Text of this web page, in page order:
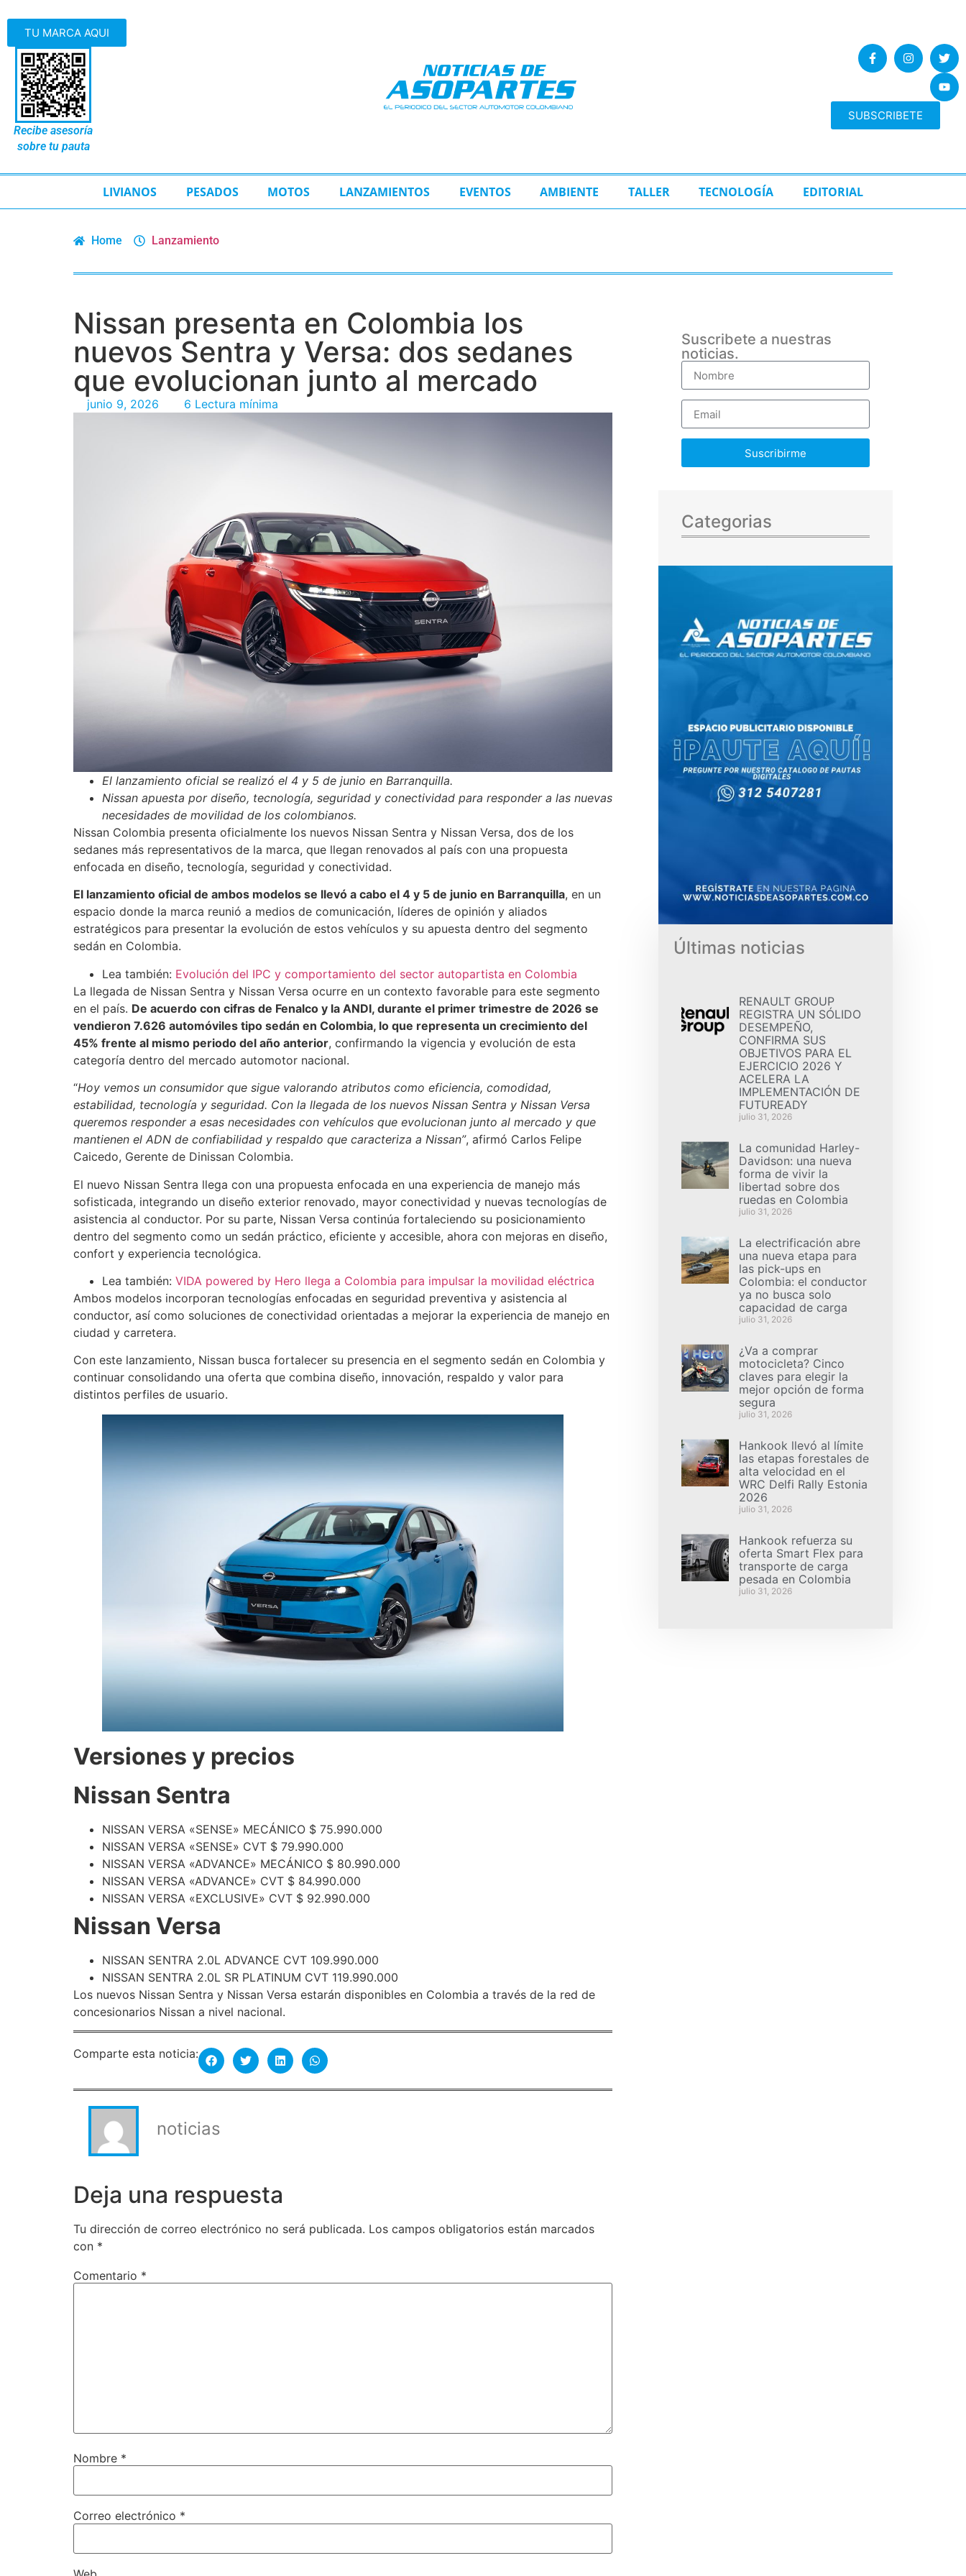
TU MARCA AQUI
Recibe asesoría
sobre tu pauta
SUBSCRIBETE
LIVIANOS PESADOS MOTOS LANZAMIENTOS EVENTOS AMBIENTE TALLER TECNOLOGÍA EDITORIAL
Home Lanzamiento
Nissan presenta en Colombia los
nuevos Sentra y Versa: dos sedanes
que evolucionan junto al mercado
junio 9, 2026 6 Lectura mínima
El lanzamiento oficial se realizó el 4 y 5 de junio en Barranquilla.
Nissan apuesta por diseño, tecnología, seguridad y conectividad para responder a las nuevas
necesidades de movilidad de los colombianos.
Nissan Colombia presenta oficialmente los nuevos Nissan Sentra y Nissan Versa, dos de los
sedanes más representativos de la marca, que llegan renovados al país con una propuesta
enfocada en diseño, tecnología, seguridad y conectividad.
El lanzamiento oficial de ambos modelos se llevó a cabo el 4 y 5 de junio en Barranquilla, en un
espacio donde la marca reunió a medios de comunicación, líderes de opinión y aliados
estratégicos para presentar la evolución de estos vehículos y su apuesta dentro del segmento
sedán en Colombia.
Lea también: Evolución del IPC y comportamiento del sector autopartista en Colombia
La llegada de Nissan Sentra y Nissan Versa ocurre en un contexto favorable para este segmento
en el país. De acuerdo con cifras de Fenalco y la ANDI, durante el primer trimestre de 2026 se
vendieron 7.626 automóviles tipo sedán en Colombia, lo que representa un crecimiento del
45% frente al mismo periodo del año anterior, confirmando la vigencia y evolución de esta
categoría dentro del mercado automotor nacional.
“Hoy vemos un consumidor que sigue valorando atributos como eficiencia, comodidad,
estabilidad, tecnología y seguridad. Con la llegada de los nuevos Nissan Sentra y Nissan Versa
queremos responder a esas necesidades con vehículos que evolucionan junto al mercado y que
mantienen el ADN de confiabilidad y respaldo que caracteriza a Nissan”, afirmó Carlos Felipe
Caicedo, Gerente de Dinissan Colombia.
El nuevo Nissan Sentra llega con una propuesta enfocada en una experiencia de manejo más
sofisticada, integrando un diseño exterior renovado, mayor conectividad y nuevas tecnologías de
asistencia al conductor. Por su parte, Nissan Versa continúa fortaleciendo su posicionamiento
dentro del segmento como un sedán práctico, eficiente y accesible, ahora con mejoras en diseño,
confort y experiencia tecnológica.
Lea también: VIDA powered by Hero llega a Colombia para impulsar la movilidad eléctrica
Ambos modelos incorporan tecnologías enfocadas en seguridad preventiva y asistencia al
conductor, así como soluciones de conectividad orientadas a mejorar la experiencia de manejo en
ciudad y carretera.
Con este lanzamiento, Nissan busca fortalecer su presencia en el segmento sedán en Colombia y
continuar consolidando una oferta que combina diseño, innovación, respaldo y valor para
distintos perfiles de usuario.
Versiones y precios
Nissan Sentra
NISSAN VERSA «SENSE» MECÁNICO $ 75.990.000
NISSAN VERSA «SENSE» CVT $ 79.990.000
NISSAN VERSA «ADVANCE» MECÁNICO $ 80.990.000
NISSAN VERSA «ADVANCE» CVT $ 84.990.000
NISSAN VERSA «EXCLUSIVE» CVT $ 92.990.000
Nissan Versa
NISSAN SENTRA 2.0L ADVANCE CVT 109.990.000
NISSAN SENTRA 2.0L SR PLATINUM CVT 119.990.000
Los nuevos Nissan Sentra y Nissan Versa estarán disponibles en Colombia a través de la red de
concesionarios Nissan a nivel nacional.
Comparte esta noticia:
noticias
Deja una respuesta
Tu dirección de correo electrónico no será publicada. Los campos obligatorios están marcados
con *
Comentario *
Nombre *
Correo electrónico *
Suscribete a nuestras
noticias.
Suscribirme
Categorias
Últimas noticias
RENAULT GROUP
REGISTRA UN SÓLIDO
DESEMPEÑO,
CONFIRMA SUS
OBJETIVOS PARA EL
EJERCICIO 2026 Y
ACELERA LA
IMPLEMENTACIÓN DE
FUTUREADY
julio 31, 2026
La comunidad Harley-
Davidson: una nueva
forma de vivir la
libertad sobre dos
ruedas en Colombia
julio 31, 2026
La electrificación abre
una nueva etapa para
las pick-ups en
Colombia: el conductor
ya no busca solo
capacidad de carga
julio 31, 2026
¿Va a comprar
motocicleta? Cinco
claves para elegir la
mejor opción de forma
segura
julio 31, 2026
Hankook llevó al límite
las etapas forestales de
alta velocidad en el
WRC Delfi Rally Estonia
2026
julio 31, 2026
Hankook refuerza su
oferta Smart Flex para
transporte de carga
pesada en Colombia
julio 31, 2026